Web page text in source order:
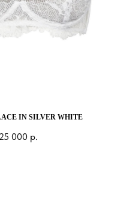
IN SILVER WHITE
25 000 р.